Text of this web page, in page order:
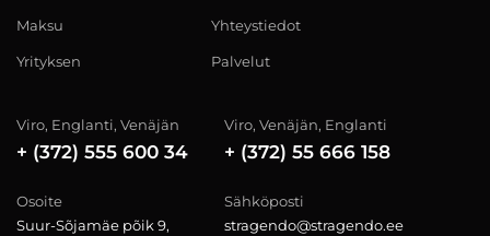
Maksu
Yrityksen
Yhteystiedot
Palvelut
Viro, Englanti, Venäjän
+ (372) 555 600 34
Viro, Venäjän, Englanti
+ (372) 55 666 158
Osoite
Suur-Sõjamäe põik 9,
Sähköposti
stragendo@stragendo.ee